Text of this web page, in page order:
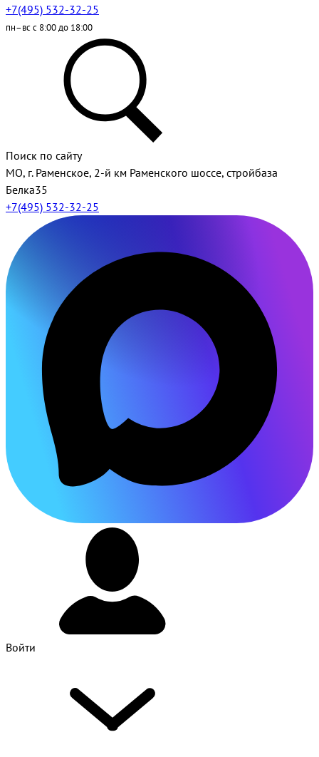
+7(495) 532-32-25
пн–вс с 8:00 до 18:00
Поиск по сайту
МО, г. Раменское, 2-й км Раменского шоссе, стройбаза
Белка35
+7(495) 532-32-25
Войти